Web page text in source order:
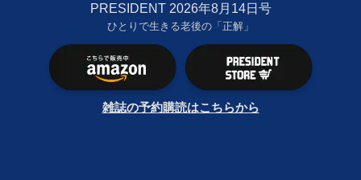
PRESIDENT 2026年8月14日号
ひとりで生きる老後の「正解」
雑誌の予約購読はこちらから